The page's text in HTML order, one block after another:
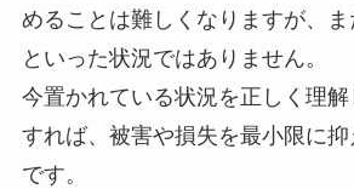
めることは難しくなりますが、
といった状況ではありません。
今置かれている状況を正しく理
すれば、被害や損失を最小限に
です。